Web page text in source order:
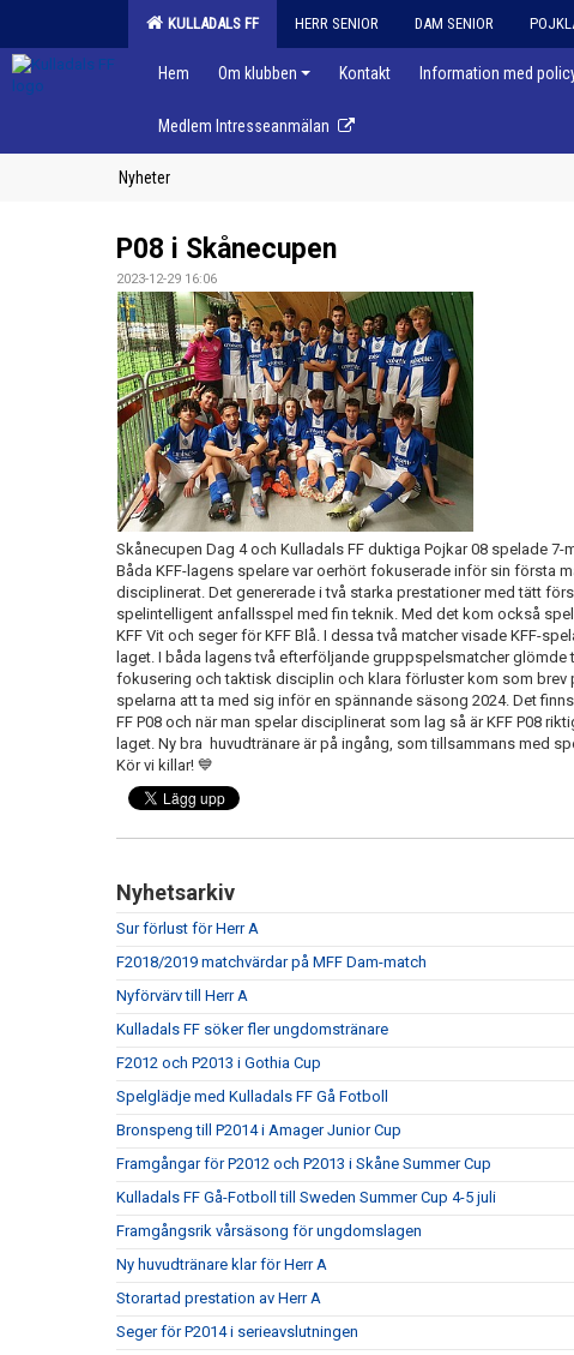
KULLADALS FF HERR SENIOR DAM SENIOR
Hem Om klubben Kontakt Information med
Medlem Intresseanmälan
Nyheter
P08 i Skånecupen
2023-12-29 16:06
Skånecupen Dag 4 och Kulladals FF duktiga Pojkar 08 spelade 7-
Båda KFF-lagens spelare var oerhört fokuserade inför sin första
disciplinerat. Det genererade i två starka prestationer med tätt
spelintelligent anfallsspel med fin teknik. Med det kom också
KFF Vit och seger för KFF Blå. I dessa två matcher visade KFF-
laget. I båda lagens två efterföljande gruppspelsmatcher glömde
fokusering och taktisk disciplin och klara förluster kom som brev
spelarna att ta med sig inför en spännande säsong 2024. Det
FF P08 och när man spelar disciplinerat som lag så är KFF P08
laget. Ny bra huvudtränare är på ingång, som tillsammans med
Kör vi killar! 💙
Nyhetsarkiv
Sur förlust för Herr A
F2018/2019 matchvärdar på MFF Dam-match
Nyförvärv till Herr A
Kulladals FF söker fler ungdomstränare
F2012 och P2013 i Gothia Cup
Spelglädje med Kulladals FF Gå Fotboll
Bronspeng till P2014 i Amager Junior Cup
Framgångar för P2012 och P2013 i Skåne Summer Cup
Kulladals FF Gå-Fotboll till Sweden Summer Cup 4-5 juli
Framgångsrik vårsäsong för ungdomslagen
Ny huvudtränare klar för Herr A
Storartad prestation av Herr A
Seger för P2014 i serieavslutningen